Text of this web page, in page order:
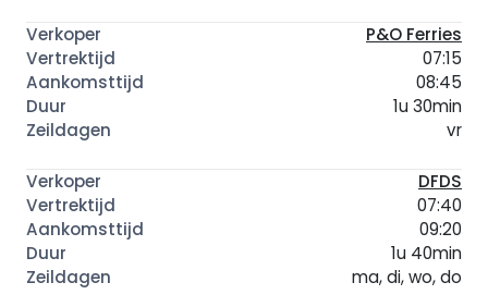
P&O Ferries
07:15
08:45
1u 30min
vr
DFDS
07:40
09:20
1u 40min
ma, di, wo, do